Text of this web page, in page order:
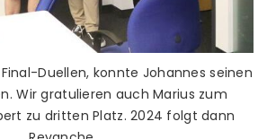
Duellen, konnte Johannes seinen
Wir gratulieren auch Marius zum
zu dritten Platz. 2024 folgt dann